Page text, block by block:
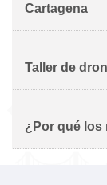
Cartagena
Taller de
¿Por qué los